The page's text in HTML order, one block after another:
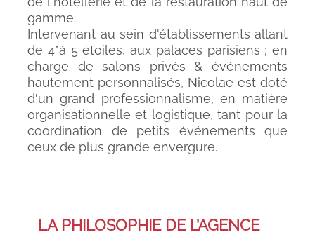
gamme.
Intervenant au sein d'établissements allant
de 4*à 5 étoiles, aux palaces parisiens ; en
charge de salons privés & événements
hautement personnalisés, Nicolae est doté
d'un grand professionnalisme, en matière
organisationnelle et logistique, tant pour la
coordination de petits événements que
ceux de plus grande envergure.
LA PHILOSOPHIE DE L’AGENCE